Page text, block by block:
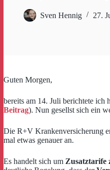
Sven Hennig 27.
Guten Morgen,
bereits am 14. Juli berichtete
Beitrag). Nun gesellst sich ein
Die R+V Krankenversicherung
mal etwas genauer an.
Es handelt sich um Zusatztarife